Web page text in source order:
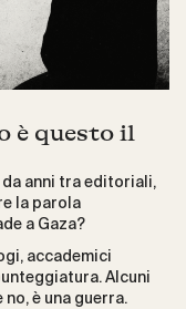
è questo il
anni tra editoriali,
la parola
a Gaza?
accademici
Alcuni
è una guerra.